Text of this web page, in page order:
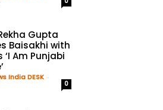
Gupta
Baisakhi with
‘I Am Punjabi
India DESK -
0